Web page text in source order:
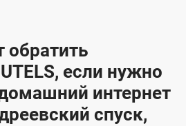
обратить
если нужно
интернет
спуск,